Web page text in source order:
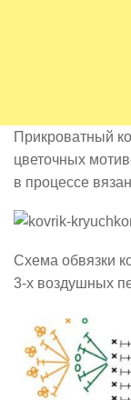
Прикроватный
цветочных
в процессе
Схема обвязки
3-х воздушных